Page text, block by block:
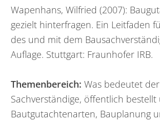
Wapenhans, Wilfried (2007):
gezielt hinterfragen. Ein Leitfaden
des und mit dem
Auflage. Stuttgart: Fraunhofer IRB.
Themenbereich:Was bedeutet der
Sachverständige, öffentlich bestellt
Bautgutachtenarten, Bauplanung